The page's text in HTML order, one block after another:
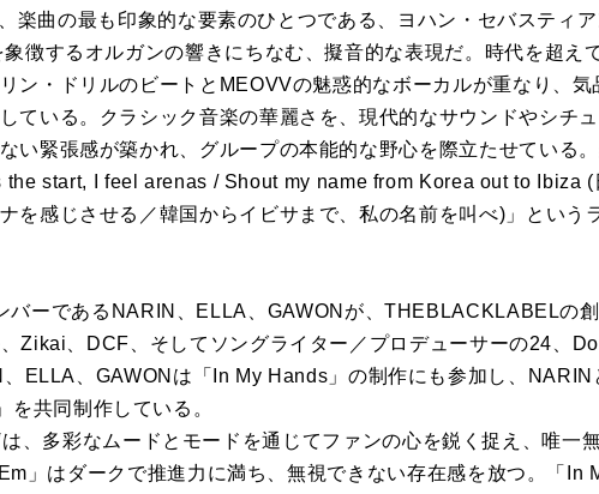
楽曲の最も印象的な要素のひとつである、ヨハン・セバスティ
象徴するオルガンの響きにちなむ、擬音的な表現だ。時代を超え
ン・ドリルのビートとMEOVVの魅惑的なボーカルが重なり、気
ている。クラシック音楽の華麗さを、現代的なサウンドやシチ
い緊張感が築かれ、グループの本能的な野心を際立たせている
start, I feel arenas / Shout my name from Korea out to Ibiza (
を感じさせる／韓国からイビサまで、私の名前を叫べ)」という
バーであるNARIN、ELLA、GAWONが、THEBLACKLABELの
Zikai、DCF、そしてソングライター／プロデューサーの24、
ELLA、GAWONは「In My Hands」の制作にも参加し、NARIN
共同制作している。
、多彩なムードとモードを通じてファンの心を鋭く捉え、唯一
」はダークで推進力に満ち、無視できない存在感を放つ。「In